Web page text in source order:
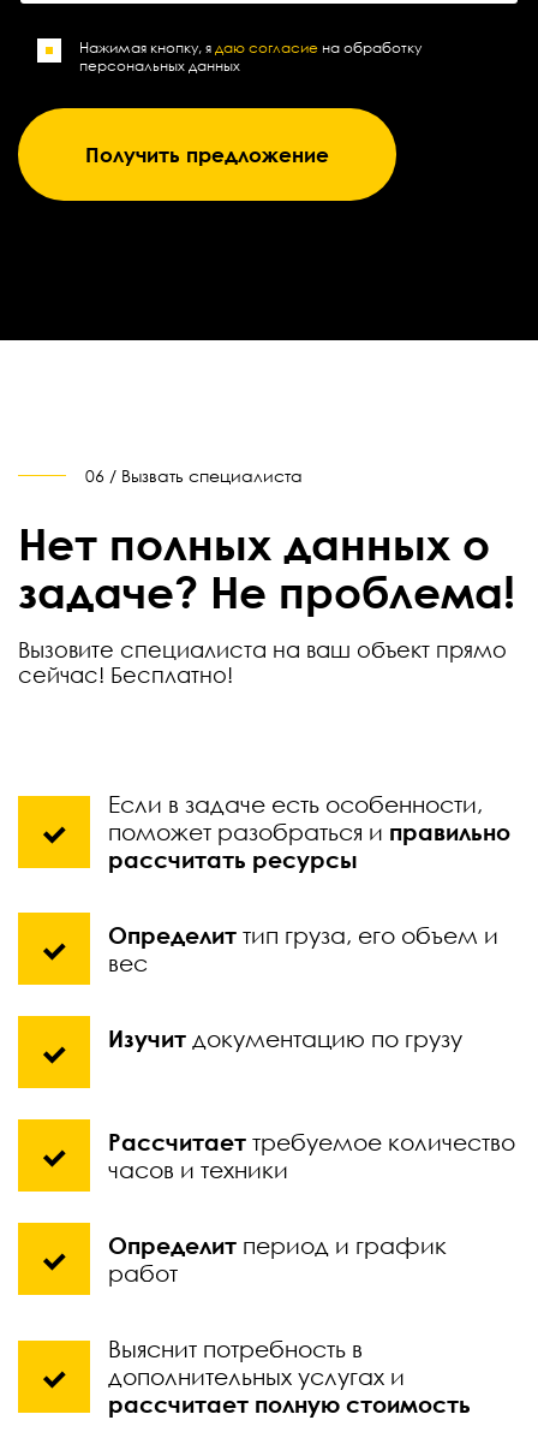
Нажимая кнопку, я даю согласие на обработку
персональных данных
06 / Вызвать специалиста
Нет полных данных о
задаче? Не проблема!
Вызовите специалиста на ваш объект прямо
сейчас! Бесплатно!
Если в задаче есть особенности,
поможет разобраться и правильно
рассчитать ресурсы
Определит тип груза, его объем и
вес
Изучит документацию по грузу
Рассчитает требуемое количество
часов и техники
Определит период и график
работ
Выяснит потребность в
дополнительных услугах и
рассчитает полную стоимость